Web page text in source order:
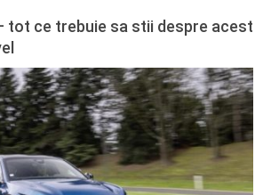
tot ce trebuie sa stii despre acest